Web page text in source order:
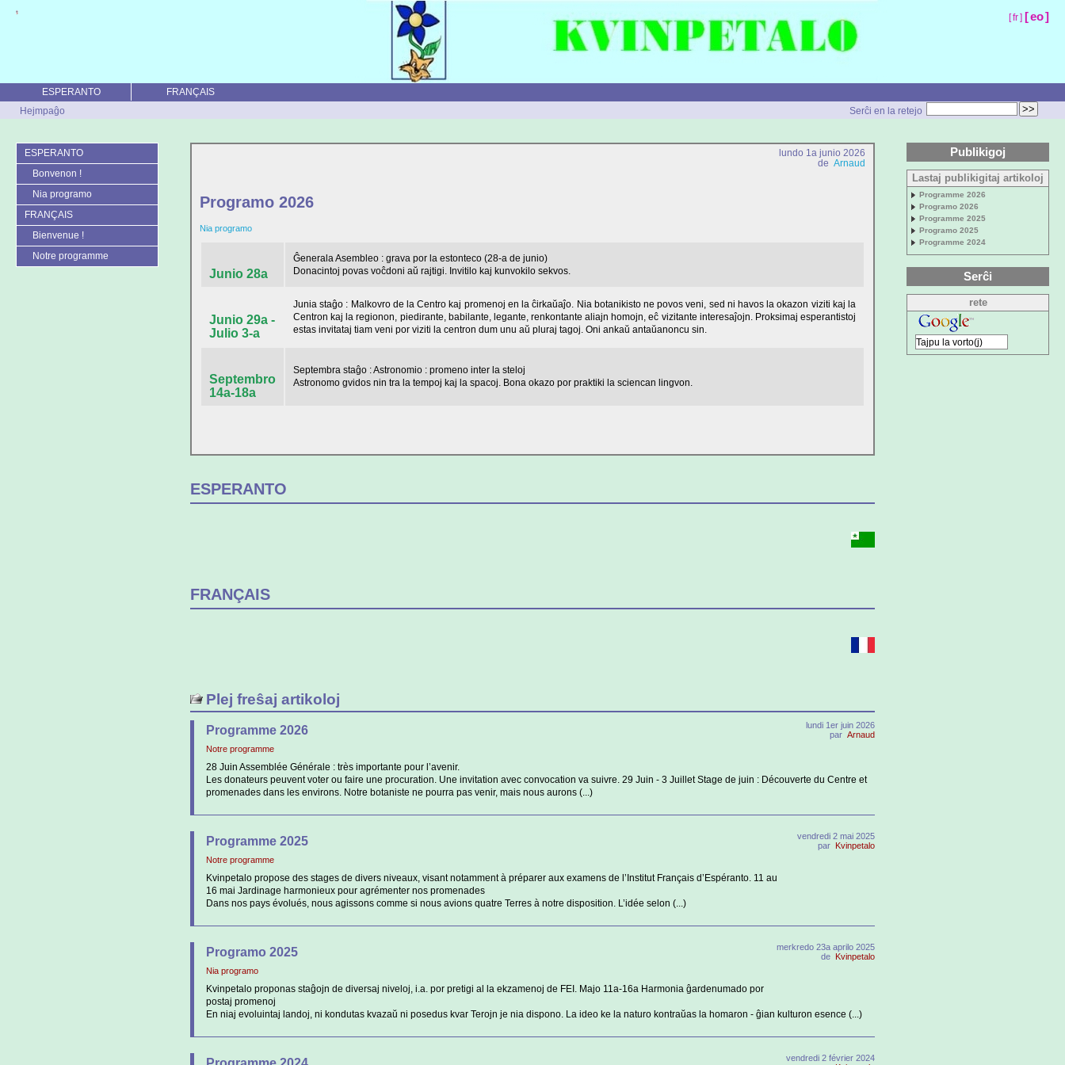
[fr] [eo]
ESPERANTO
FRANÇAIS
Serĉi en la retejo
Hejmpaĝo
lundo 1a junio 2026
de Arnaud
Programo 2026
Nia programo
Junio 28a
Ĝenerala Asembleo : grava por la estonteco (28-a de junio)
Donacintoj povas voĉdoni aŭ rajtigi. Invitilo kaj kunvokilo sekvos.
Junio 29a -
Julio 3-a
Junia staĝo : Malkovro de la Centro kaj promenoj en la ĉirkaŭaĵo. Nia botanikisto ne povos veni, sed ni havos la okazon viziti kaj la
Centron kaj la regionon, piedirante, babilante, legante, renkontante aliajn homojn, eĉ vizitante interesaĵojn. Proksimaj esperantistoj
estas invitataj tiam veni por viziti la centron dum unu aŭ pluraj tagoj. Oni ankaŭ antaŭanoncu sin.
Septembro
14a-18a
Septembra staĝo : Astronomio : promeno inter la steloj
Astronomo gvidos nin tra la tempoj kaj la spacoj. Bona okazo por praktiki la sciencan lingvon.
ESPERANTO
FRANÇAIS
Plej freŝaj artikoloj
lundi 1er juin 2026
par Arnaud
Programme 2026
Notre programme
28 Juin Assemblée Générale : très importante pour l’avenir.
Les donateurs peuvent voter ou faire une procuration. Une invitation avec convocation va suivre. 29 Juin - 3 Juillet Stage de juin : Découverte du Centre et
promenades dans les environs. Notre botaniste ne pourra pas venir, mais nous aurons (...)
vendredi 2 mai 2025
par Kvinpetalo
Programme 2025
Notre programme
Kvinpetalo propose des stages de divers niveaux, visant notamment à préparer aux examens de l’Institut Français d’Espéranto. 11 au
16 mai Jardinage harmonieux pour agrémenter nos promenades
Dans nos pays évolués, nous agissons comme si nous avions quatre Terres à notre disposition. L’idée selon (...)
merkredo 23a aprilo 2025
de Kvinpetalo
Programo 2025
Nia programo
Kvinpetalo proponas staĝojn de diversaj niveloj, i.a. por pretigi al la ekzamenoj de FEI. Majo 11a-16a Harmonia ĝardenumado por
postaj promenoj
En niaj evoluintaj landoj, ni kondutas kvazaŭ ni posedus kvar Terojn je nia dispono. La ideo ke la naturo kontraŭas la homaron - ĝian kulturon esence (...)
vendredi 2 février 2024
ESPERANTO
Bonvenon !
Nia programo
FRANÇAIS
Bienvenue !
Notre programme
Publikigoj
Lastaj publikigitaj artikoloj
Programme 2026
Programo 2026
Programme 2025
Programo 2025
Programme 2024
Serĉi
rete